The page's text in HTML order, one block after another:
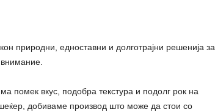
природни, едноставни и долготрајни решенија за
помек вкус, подобра текстура и подолг рок на
добиваме производ што може да стои со